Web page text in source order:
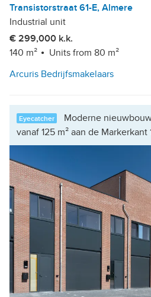
Transistorstraat 61-E, Almere
Industrial unit
€ 299,000 k.k.
140 m²
Units from 80 m²
Arcuris Bedrijfsmakelaars
Eyecatcher
Moderne
vanaf 125 m² aan de Markerkant